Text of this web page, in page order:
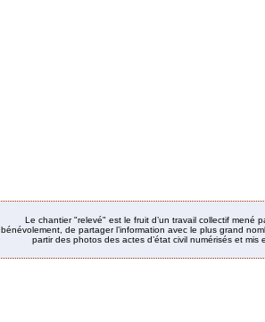
Le chantier "relevé" est le fruit d’un travail collectif mené
bénévolement, de partager l’information avec le plus grand
partir des photos des actes d’état civil numérisés et